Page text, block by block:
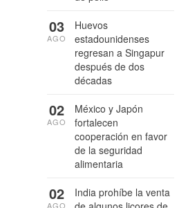
Huevos
estadounidenses
regresan a Singapur
después de dos
décadas
03
AGO
México y Japón
fortalecen
cooperación en favor
de la seguridad
alimentaria
02
AGO
India prohíbe la venta
02
AGO